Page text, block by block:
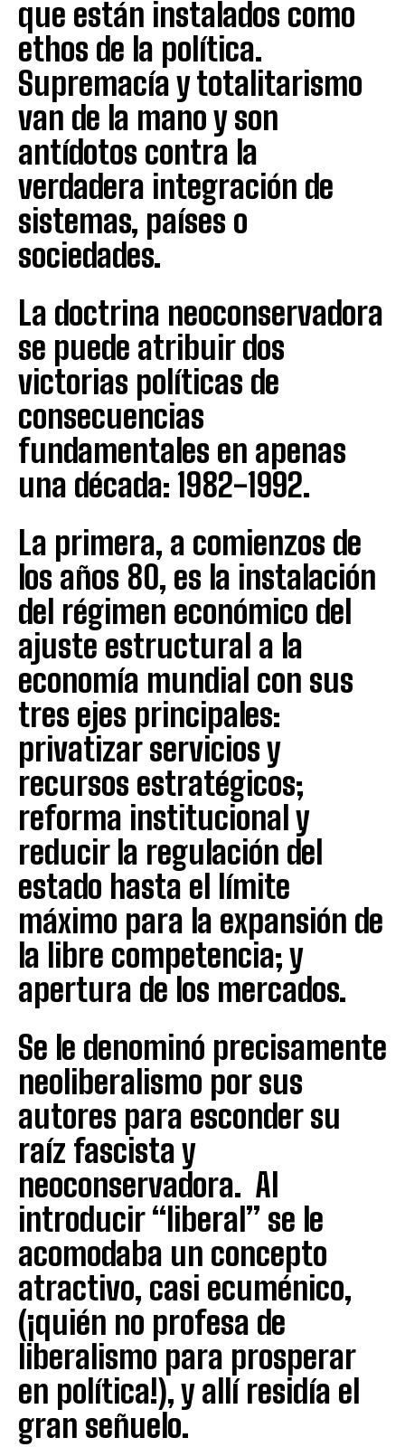
que están instalados como
ethos de la política.
Supremacía y totalitarismo
van de la mano y son
antídotos contra la
verdadera integración de
sistemas, países o
sociedades.
La doctrina neoconservadora
se puede atribuir dos
victorias políticas de
consecuencias
fundamentales en apenas
una década: 1982-1992.
La primera, a comienzos de
los años 80, es la instalación
del régimen económico del
ajuste estructural a la
economía mundial con sus
tres ejes principales:
privatizar servicios y
recursos estratégicos;
reforma institucional y
reducir la regulación del
estado hasta el límite
máximo para la expansión de
la libre competencia; y
apertura de los mercados.
Se le denominó precisamente
neoliberalismo por sus
autores para esconder su
raíz fascista y
neoconservadora. Al
introducir “liberal” se le
acomodaba un concepto
atractivo, casi ecuménico,
(¡quién no profesa de
liberalismo para prosperar
en política!), y allí residía el
gran señuelo.